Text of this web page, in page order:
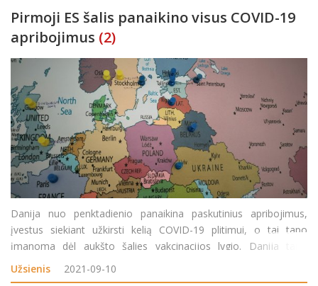
Pirmoji ES šalis panaikino visus COVID-19
apribojimus (2)
Danija nuo penktadienio panaikina paskutinius apribojimus,
įvestus siekiant užkirsti kelią COVID-19 plitimui, o tai tapo
įmanoma dėl aukšto šalies vakcinacijos lygio. Danija tapo
pirmąja šalimi Europos Sąjungoje, panaikinusia visus COVID-19
apribojimus. Žmonėms nebereikės rodyt
Užsienis 2021-09-10